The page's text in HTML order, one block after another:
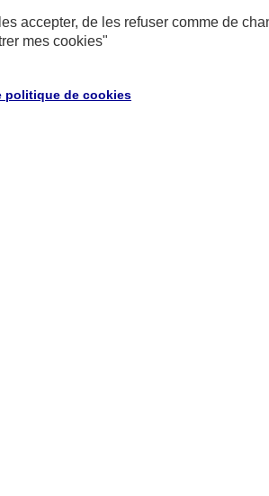
AXA Assurance
accepter, de les refuser comme de
mes cookies"
politique de cookies